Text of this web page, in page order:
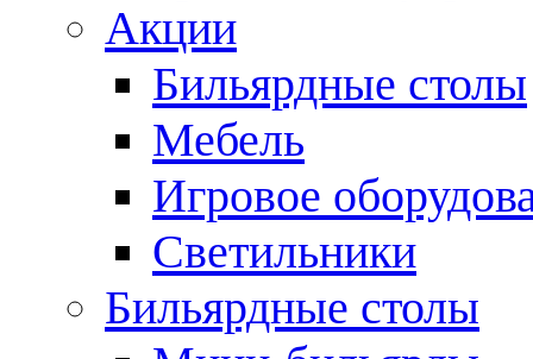
Акции
Бильярдные столы
Мебель
Игровое
Светильники
Бильярдные столы